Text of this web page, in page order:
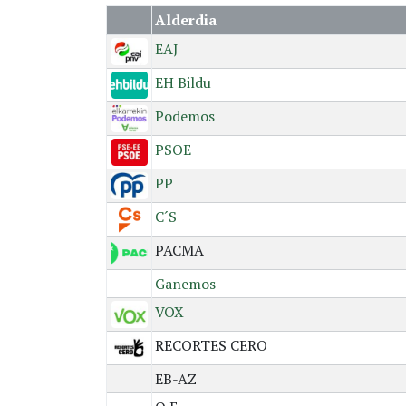
Alderdia
EAJ
EH Bildu
Podemos
PSOE
PP
C´S
PACMA
Ganemos
VOX
RECORTES CERO
EB-AZ